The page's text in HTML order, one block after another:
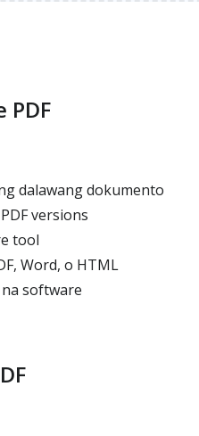
dalawang dokumento
versions
tool
Word, o HTML
software